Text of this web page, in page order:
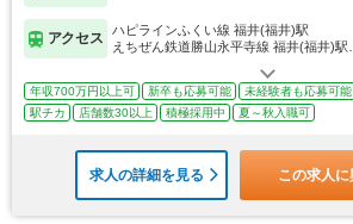
アクセス
ハピラインふくい線 福井(福井)駅
えちぜん鉄道勝山永平寺線 福井(福井)
年収700万円以上可 新卒も応募可能 未経験者も応募可能
駅チカ
店舗数30以上 積極採用中 夏～秋入職可
求人の詳細を見る この求人